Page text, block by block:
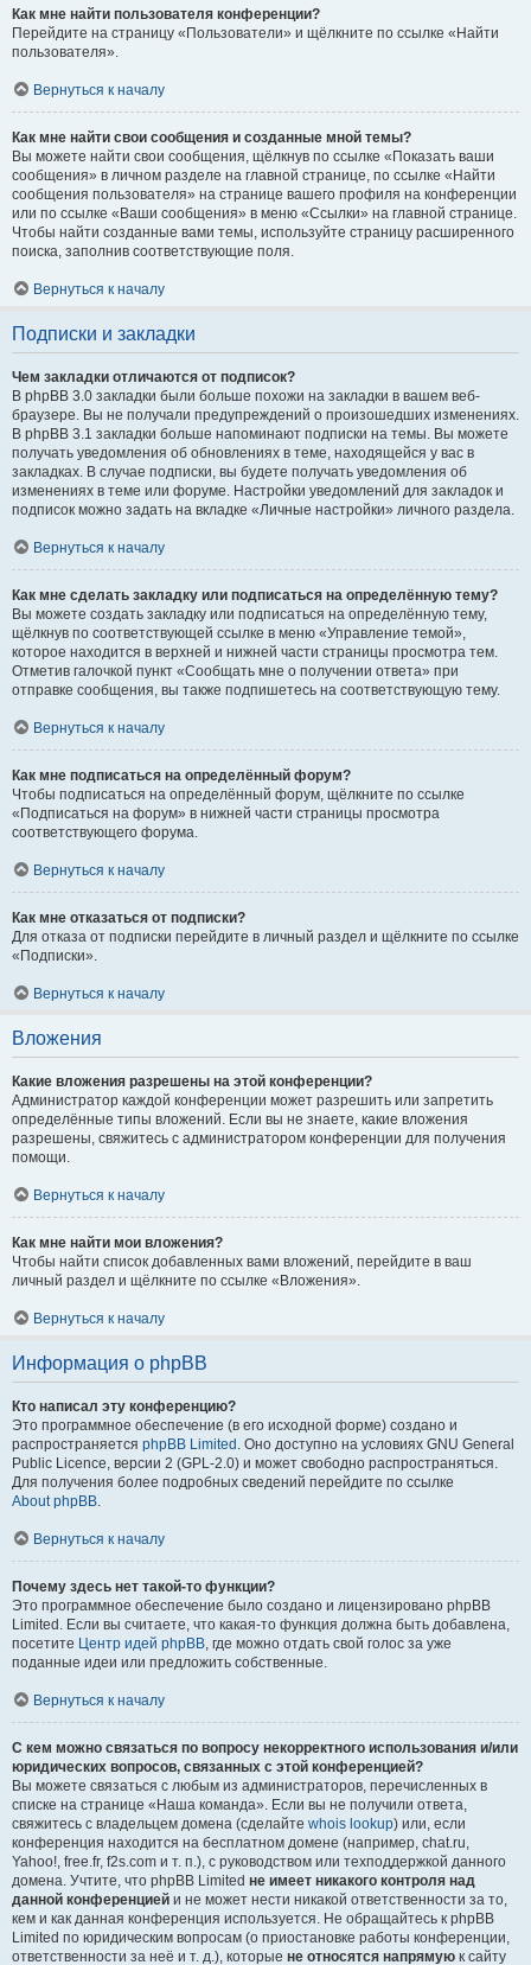
Как мне найти пользователя конференции?
Перейдите на страницу «Пользователи» и щёлкните по ссылке «Найти
пользователя».
Вернуться к началу
Как мне найти свои сообщения и созданные мной темы?
Вы можете найти свои сообщения, щёлкнув по ссылке «Показать ваши
сообщения» в личном разделе на главной странице, по ссылке «Найти
сообщения пользователя» на странице вашего профиля на конференции
или по ссылке «Ваши сообщения» в меню «Ссылки» на главной странице.
Чтобы найти созданные вами темы, используйте страницу расширенного
поиска, заполнив соответствующие поля.
Вернуться к началу
Подписки и закладки
Чем закладки отличаются от подписок?
В phpBB 3.0 закладки были больше похожи на закладки в вашем веб-
браузере. Вы не получали предупреждений о произошедших изменениях.
В phpBB 3.1 закладки больше напоминают подписки на темы. Вы можете
получать уведомления об обновлениях в теме, находящейся у вас в
закладках. В случае подписки, вы будете получать уведомления об
изменениях в теме или форуме. Настройки уведомлений для закладок и
подписок можно задать на вкладке «Личные настройки» личного раздела.
Вернуться к началу
Как мне сделать закладку или подписаться на определённую тему?
Вы можете создать закладку или подписаться на определённую тему,
щёлкнув по соответствующей ссылке в меню «Управление темой»,
которое находится в верхней и нижней части страницы просмотра тем.
Отметив галочкой пункт «Сообщать мне о получении ответа» при
отправке сообщения, вы также подпишетесь на соответствующую тему.
Вернуться к началу
Как мне подписаться на определённый форум?
Чтобы подписаться на определённый форум, щёлкните по ссылке
«Подписаться на форум» в нижней части страницы просмотра
соответствующего форума.
Вернуться к началу
Как мне отказаться от подписки?
Для отказа от подписки перейдите в личный раздел и щёлкните по ссылке
«Подписки».
Вернуться к началу
Вложения
Какие вложения разрешены на этой конференции?
Администратор каждой конференции может разрешить или запретить
определённые типы вложений. Если вы не знаете, какие вложения
разрешены, свяжитесь с администратором конференции для получения
помощи.
Вернуться к началу
Как мне найти мои вложения?
Чтобы найти список добавленных вами вложений, перейдите в ваш
личный раздел и щёлкните по ссылке «Вложения».
Вернуться к началу
Информация о phpBB
Кто написал эту конференцию?
Это программное обеспечение (в его исходной форме) создано и
распространяется phpBB Limited . Оно доступно на условиях GNU General
Public Licence, версии 2 (GPL-2.0) и может свободно распространяться.
Для получения более подробных сведений перейдите по ссылке
About phpBB.
Вернуться к началу
Почему здесь нет такой-то функции?
Это программное обеспечение было создано и лицензировано phpBB
Limited. Если вы считаете, что какая-то функция должна быть добавлена,
посетите Центр идей phpBB, где можно отдать свой голос за уже
поданные идеи или предложить собственные.
Вернуться к началу
С кем можно связаться по вопросу некорректного использования и/или
юридических вопросов, связанных с этой конференцией?
Вы можете связаться с любым из администраторов, перечисленных в
списке на странице «Наша команда». Если вы не получили ответа,
свяжитесь с владельцем домена (сделайте whois lookup) или, если
конференция находится на бесплатном домене (например, chat.ru,
Yahoo!, free.fr, f2s.com и т. п.), с руководством или техподдержкой данного
домена. Учтите, что phpBB Limited не имеет никакого контроля над
данной конференцией и не может нести никакой ответственности за то,
кем и как данная конференция используется. Не обращайтесь к phpBB
Limited по юридическим вопросам (о приостановке работы конференции,
ответственности за неё и т. д.), которые не относятся напрямую к сайту